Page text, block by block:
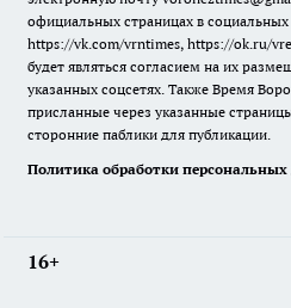
официальных страницах в социальных
https://vk.com/vrntimes, https://ok.ru/
будет являться согласием на их
указанных соцсетях. Также Время
присланные через указанные
сторонние паблики для публикации.
Политика обработки
16+